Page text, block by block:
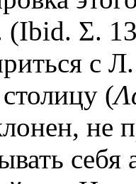
(Ibid. Σ.
с
(
не